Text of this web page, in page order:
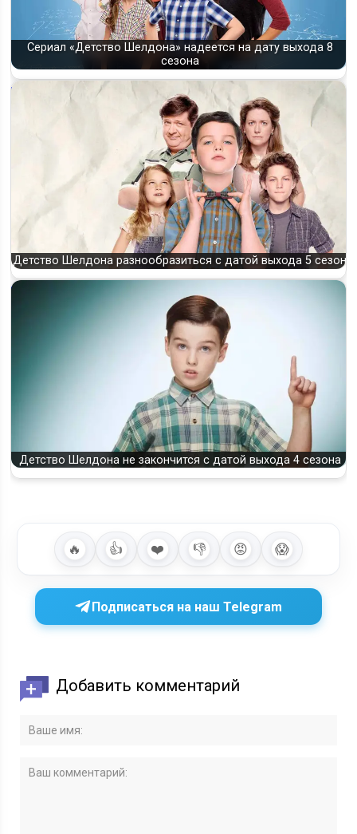
Сериал «Детство Шелдона» надеется на дату выхода 8
сезона
Детство Шелдона разнообразиться с датой выхода 5 сезон
Детство Шелдона не закончится с датой выхода 4 сезона
🔥 👍 ❤️ 👎 😡 😱
Подписаться на наш Telegram
Добавить комментарий